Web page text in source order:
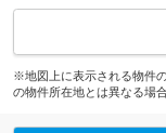
※地図上に表示される物件
の物件所在地とは異なる場